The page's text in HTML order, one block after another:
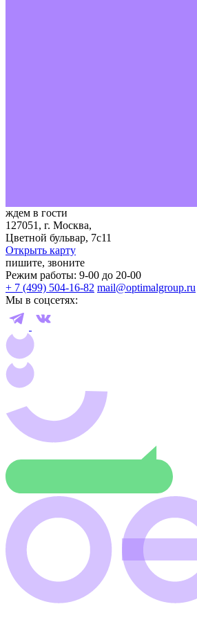
ждем в гости
127051, г. Москва,
Цветной бульвар, 7с11
Открыть карту
пишите, звоните
Режим работы: 9-00 до 20-00
+ 7 (499) 504-16-82 mail@optimalgroup.ru
Мы в соцсетях: